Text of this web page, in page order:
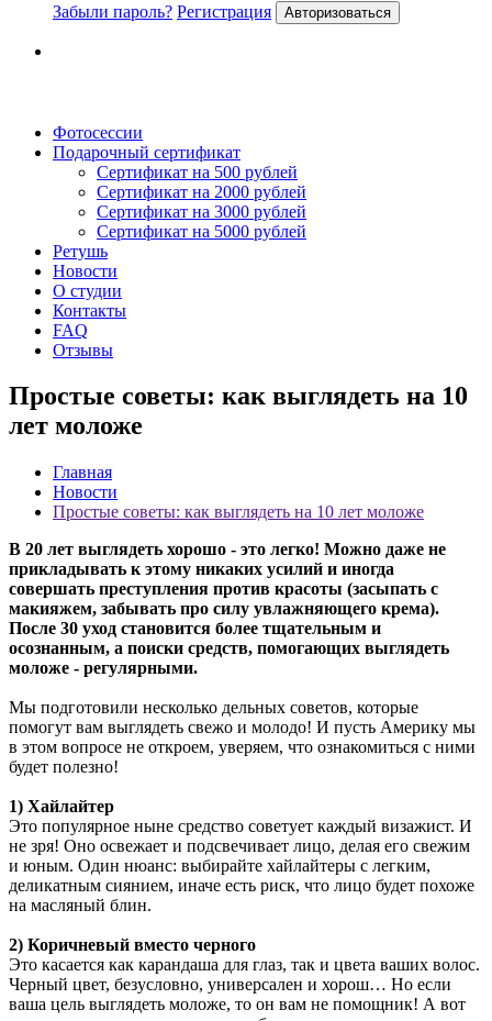
Забыли пароль? Регистрация Авторизоваться
Фотосессии
Подарочный сертификат
Сертификат на 500 рублей
Сертификат на 2000 рублей
Сертификат на 3000 рублей
Сертификат на 5000 рублей
Ретушь
Новости
О студии
Контакты
FAQ
Отзывы
Простые советы: как выглядеть на 10
лет моложе
Главная
Новости
Простые советы: как выглядеть на 10 лет моложе
В 20 лет выглядеть хорошо - это легко! Можно даже не
прикладывать к этому никаких усилий и иногда
совершать преступления против красоты (засыпать с
макияжем, забывать про силу увлажняющего крема).
После 30 уход становится более тщательным и
осознанным, а поиски средств, помогающих выглядеть
моложе - регулярными.
Мы подготовили несколько дельных советов, которые
помогут вам выглядеть свежо и молодо! И пусть Америку мы
в этом вопросе не откроем, уверяем, что ознакомиться с ними
будет полезно!
1) Хайлайтер
Это популярное ныне средство советует каждый визажист. И
не зря! Оно освежает и подсвечивает лицо, делая его свежим
и юным. Один нюанс: выбирайте хайлайтеры с легким,
деликатным сиянием, иначе есть риск, что лицо будет похоже
на масляный блин.
2) Коричневый вместо черного
Это касается как карандаша для глаз, так и цвета ваших волос.
Черный цвет, безусловно, универсален и хорош… Но если
ваша цель выглядеть моложе, то он вам не помощник! А вот